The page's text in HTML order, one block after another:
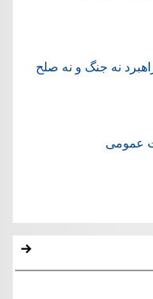
راهبرد نه جنگ و نه صلح
عمومی